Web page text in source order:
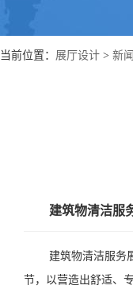
当前位置： 展厅设计 > 新
建筑物清洁服
建筑物清洁服务
节，以营造出舒适、